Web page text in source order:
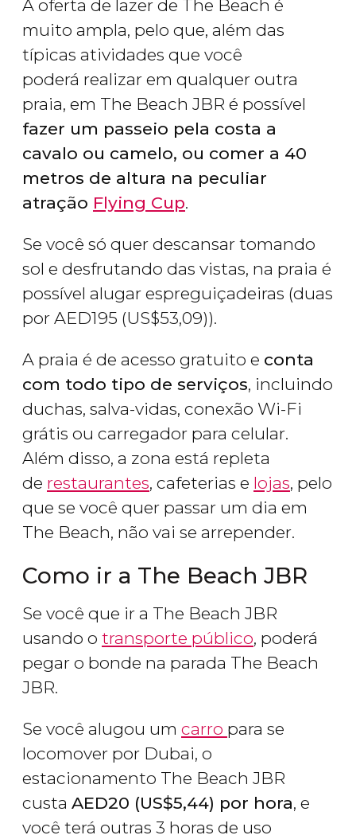
A oferta de lazer de The Beach é
muito ampla, pelo que, além das
típicas atividades que você
poderá realizar em qualquer outra
praia, em The Beach JBR é possível
fazer um passeio pela costa a
cavalo ou camelo, ou comer a 40
metros de altura na peculiar
atração Flying Cup.
Se você só quer descansar tomando
sol e desfrutando das vistas, na praia é
possível alugar espreguiçadeiras (duas
por AED195 (US$53,09)).
A praia é de acesso gratuito e conta
com todo tipo de serviços, incluindo
duchas, salva-vidas, conexão Wi-Fi
grátis ou carregador para celular.
Além disso, a zona está repleta
de restaurantes, cafeterias e lojas, pelo
que se você quer passar um dia em
The Beach, não vai se arrepender.
Como ir a The Beach JBR
Se você que ir a The Beach JBR
usando o transporte público, poderá
pegar o bonde na parada The Beach
JBR.
Se você alugou um carro para se
locomover por Dubai, o
estacionamento The Beach JBR
custa AED20 (US$5,44) por hora, e
você terá outras 3 horas de uso